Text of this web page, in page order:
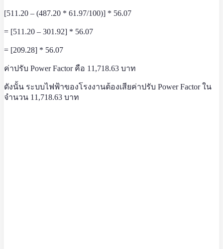
[511.20 – (487.20 * 61.97/100)] * 56.07
= [511.20 – 301.92] * 56.07
= [209.28] * 56.07
ค่าปรับ Power Factor คือ 11,718.63 บาท
ดังนั้น ระบบไฟฟ้าของโรงงานต้องเสียค่าปรับ Power Factor ใน
จำนวน 11,718.63 บาท